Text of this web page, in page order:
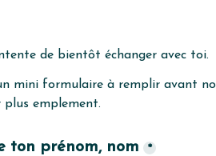
de bientôt échanger avec toi.
emplement.
ton prénom, nom *